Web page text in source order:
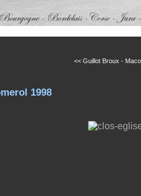
<< Guillot Broux -
1998